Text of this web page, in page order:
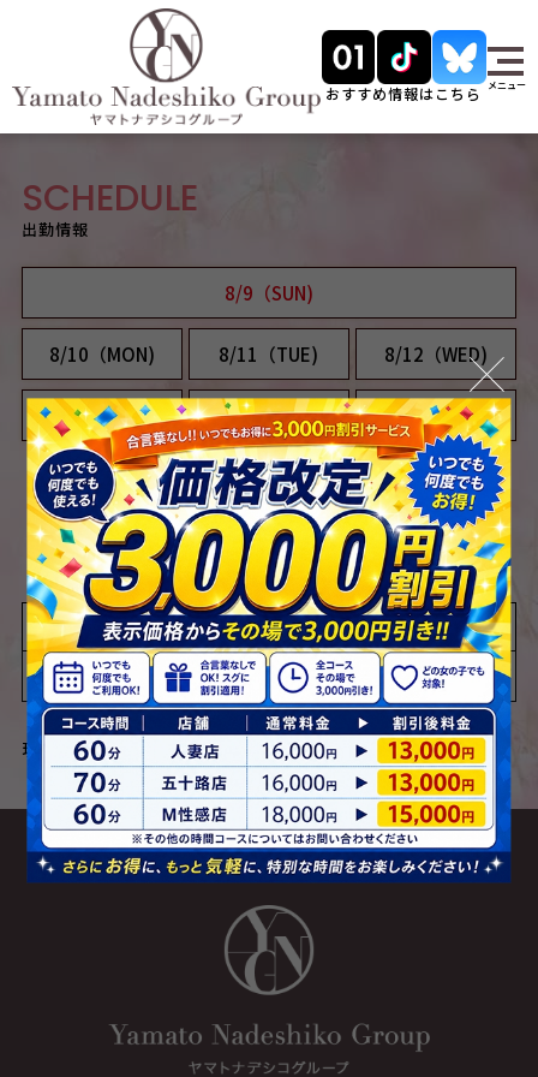
おすすめ情報はこちら メニュー
SCHEDULE
出勤情報
8/9（SUN)
8/10（MON) 8/11（TUE) 8/12（WED)
8/13（THU) 8/14（FRI) 8/15（SAT)
『出勤総勢0人』
『待機総勢0人』
店舗検索
現在出勤は未定です